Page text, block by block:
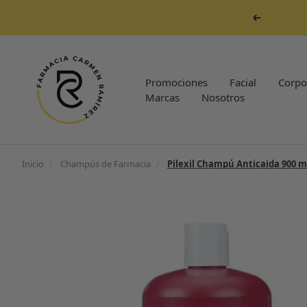
contenido
Anterior
Promociones Facial
Marcas
Nosotros
Farmacia
Carmen
Ramirez
Inicio Champús de Farmacia Pilexil Champú Anticaida 900